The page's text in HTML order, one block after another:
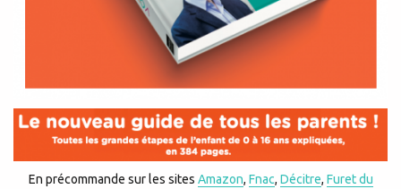
En précommande sur les sites Amazon, Fnac, Décitre, Furet du